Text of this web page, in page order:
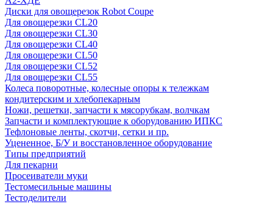
Диски для овощерезок Robot Coupe
Для овощерезки CL20
Для овощерезки CL30
Для овощерезки CL40
Для овощерезки CL50
Для овощерезки CL52
Для овощерезки CL55
Колеса поворотные, колесные опоры к тележкам
кондитерским и хлебопекарным
Ножи, решетки, запчасти к мясорубкам, волчкам
Запчасти и комплектующие к оборудованию ИПКС
Тефлоновые ленты, скотчи, сетки и пр.
Уцененное, Б/У и восстановленное оборудование
Типы предприятий
Для пекарни
Просеиватели муки
Тестомесильные машины
Тестоделители